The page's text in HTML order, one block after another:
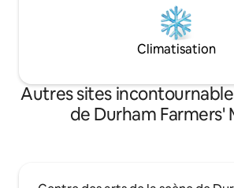
Climatisation
Autres sites
de Durham Farmers'